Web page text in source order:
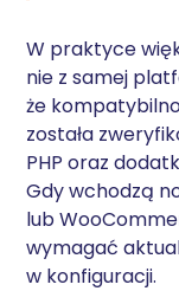
W praktyce
nie z samej
że
została
PHP oraz
Gdy wchodzą
lub
wymagać
w konfiguracji.